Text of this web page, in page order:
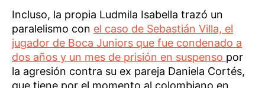
Incluso, la propia Ludmila Isabella trazó un
paralelismo con el caso de Sebastián Villa, el
jugador de Boca Juniors que fue condenado a
dos años y un mes de prisión en suspenso por
la agresión contra su ex pareja Daniela Cortés,
que tiene por el momento al colombiano en